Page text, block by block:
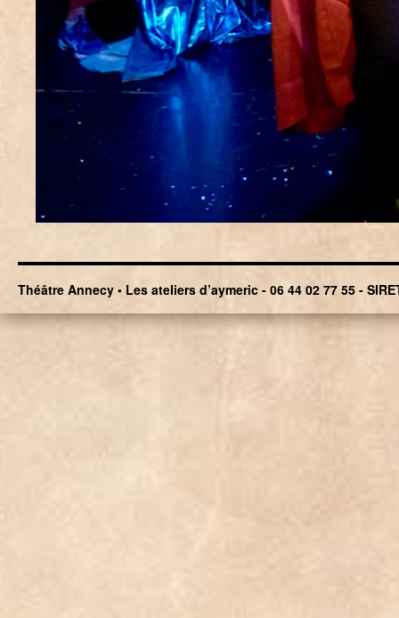
Théâtre Annecy • Les ateliers d’aymeric - 06 44 02 77 55 -